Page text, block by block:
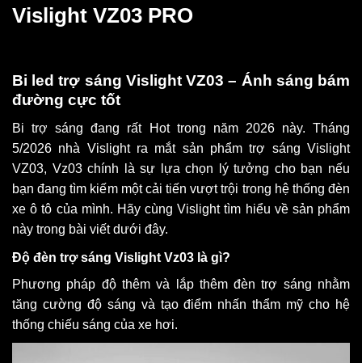
Vislight VZ03 PRO
Bi led trợ sáng Vislight VZ03 – Ánh sáng bám
đường cực tốt
Bi trợ sáng đang rất Hot trong năm 2026 này. Tháng
5/2026 nhà Vislight ra mắt sản phẩm trợ sáng Vislight
VZ03, Vz03 chính là sự lựa chọn lý tưởng cho bạn nếu
bạn đang tìm kiếm một cải tiến vượt trội trong hệ thống đèn
xe ô tô của mình. Hãy cùng Vislight tìm hiểu về sản phẩm
này trong bài viết dưới đây.
Độ đèn trợ sáng Vislight Vz03 là gì?
Phương pháp độ thêm và lắp thêm đèn trợ sáng nhằm
tăng cường độ sáng và tạo điểm nhấn thẩm mỹ cho hệ
thống chiếu sáng của xe hơi.